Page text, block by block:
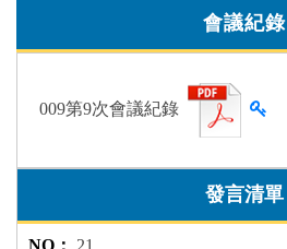
會議紀錄
009第9次會議紀錄
21